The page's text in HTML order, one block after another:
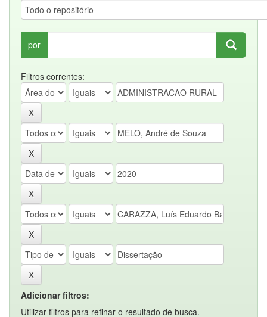
por
Filtros correntes:
Adicionar filtros:
Utilizar filtros para refinar o resultado de busca.